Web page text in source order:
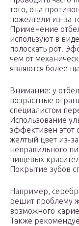
того, она
пожелтели из-за
Применение
используют в
полоскать рот.
чем от
являются более
Внимание: у
возрастные
специалистом
Использование
эффективен этот
желтый цвет из-
неправильного
пищевых
Покрытие зубов
Например,
решит проблему
возможного
Также